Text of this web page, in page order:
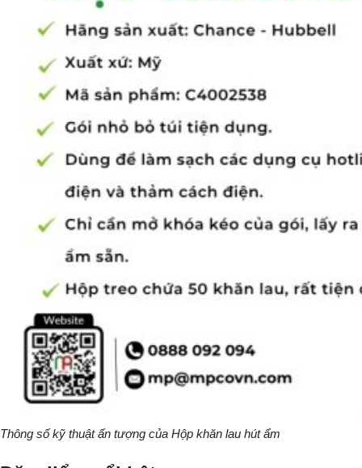
Thông số kỹ thuật ấn tượng của Hộp khăn lau hút ẩm